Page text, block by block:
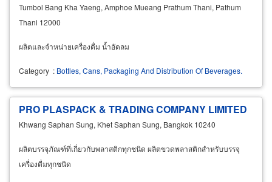
Tumbol Bang Kha Yaeng, Amphoe Mueang Prathum Thani, Pathum
Thani 12000
ผลิตและจำหน่ายเครื่องดื่ม น้ำอัดลม
Category : Bottles, Cans, Packaging And Distribution Of Beverages.
PRO PLASPACK & TRADING COMPANY LIMITED
Khwang Saphan Sung, Khet Saphan Sung, Bangkok 10240
ผลิตบรรจุภัณฑ์ที่เกี่ยวกับพลาสติกทุกชนิด ผลิตขวดพลาสติกสำหรับบรรจุ
เครื่องดื่มทุกชนิด